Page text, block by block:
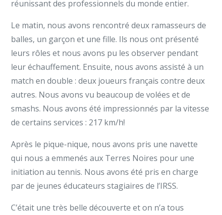
réunissant des professionnels du monde entier.
Le matin, nous avons rencontré deux ramasseurs de
balles, un garçon et une fille. Ils nous ont présenté
leurs rôles et nous avons pu les observer pendant
leur échauffement. Ensuite, nous avons assisté à un
match en double : deux joueurs français contre deux
autres. Nous avons vu beaucoup de volées et de
smashs. Nous avons été impressionnés par la vitesse
de certains services : 217 km/h!
Après le pique-nique, nous avons pris une navette
qui nous a emmenés aux Terres Noires pour une
initiation au tennis. Nous avons été pris en charge
par de jeunes éducateurs stagiaires de l’IRSS.
C’était une très belle découverte et on n’a tous